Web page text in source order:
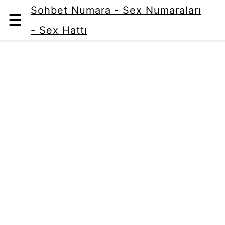
☰
Sohbet Numara - Sex Numaraları
- Sex Hattı